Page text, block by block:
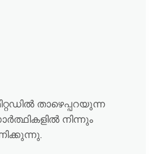
താഴെപ്പറയുന്ന
നിന്നും